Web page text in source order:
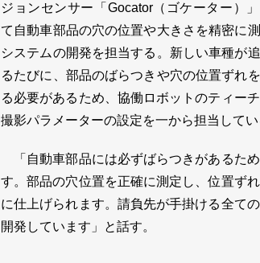
ジョンセンサー「Gocator（ゴケーター）
て自動車部品の穴の位置や大きさを精密に
システムの開発を担当する。新しい車種が
るたびに、部品のばらつきや穴の位置ずれ
る必要があるため、協働ロボットのティー
撮影パラメーターの設定を一から担当してい
「自動車部品には必ずばらつきがあるた
す。部品の穴位置を正確に測定し、位置ず
に仕上げられます。請負先が手掛ける全て
開発しています」と話す。